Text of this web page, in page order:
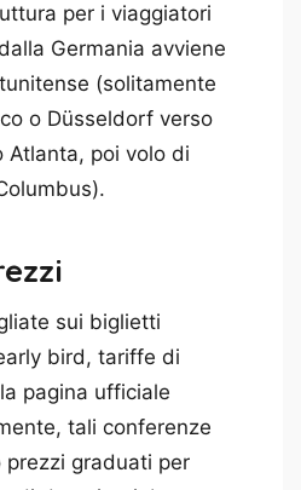
per i viaggiatori
Germania avviene
(solitamente
o Düsseldorf verso
Atlanta, poi volo di
sui biglietti
bird, tariffe di
pagina ufficiale
tali conferenze
graduati per